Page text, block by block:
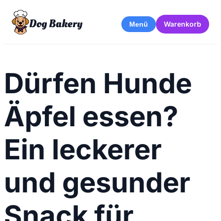
Dog Bakery Menü Warenkorb
Dürfen Hunde
Äpfel essen?
Ein leckerer
und gesunder